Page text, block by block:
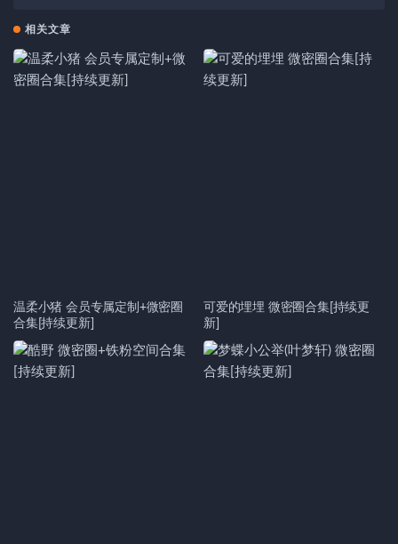
相关文章
温柔小猪 会员专属定制+微密圈
合集[持续更新]
可爱的埋埋 微密圈合集[持续更
新]